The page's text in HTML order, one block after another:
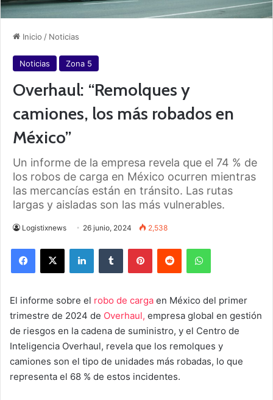
Inicio / Noticias
Noticias Zona 5
Overhaul: “Remolques y
camiones, los más robados en
México”
Un informe de la empresa revela que el 74 % de
los robos de carga en México ocurren mientras
las mercancías están en tránsito. Las rutas
largas y aisladas son las más vulnerables.
Logistixnews 26 junio, 2024 2,538
El informe sobre el robo de carga en México del primer
trimestre de 2024 de Overhaul, empresa global en gestión
de riesgos en la cadena de suministro, y el Centro de
Inteligencia Overhaul, revela que los remolques y
camiones son el tipo de unidades más robadas, lo que
representa el 68 % de estos incidentes.